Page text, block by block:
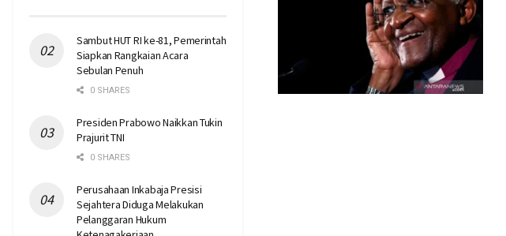
Sambut HUT RI ke-81, Pemerintah
Siapkan Rangkaian Acara
Sebulan Penuh
0 SHARES
Presiden Prabowo Naikkan Tukin
Prajurit TNI
0 SHARES
Perusahaan Inkabaja Presisi
Sejahtera Diduga Melakukan
Pelanggaran Hukum